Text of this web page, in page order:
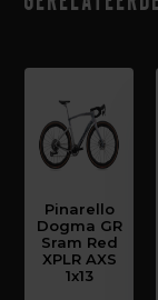
Pinarello
Dogma GR
Sram Red
XPLR AXS
1x13